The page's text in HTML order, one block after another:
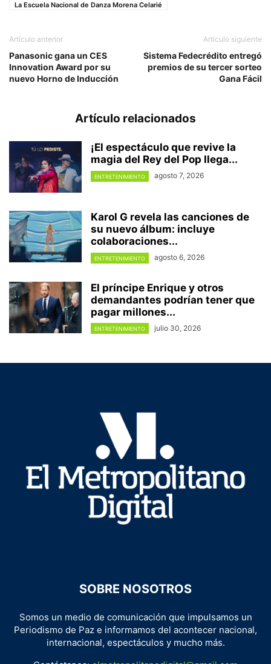
La Escuela Nacional de Danza Morena Celarié
Artículo anterior
Panasonic gana un CES
Innovation Award por su
nuevo Horno de Inducción
Artículo siguiente
Sistema Fedecrédito entregó
premios de su tercer sorteo
Gana Fácil
Artículo relacionados
¡El espectáculo que revive la
magia del Rey del Pop llega...
ENTRETENIMIENTO agosto 7, 2026
Karol G revela las canciones de
su nuevo álbum: incluye
colaboraciones...
ENTRETENIMIENTO agosto 6, 2026
El príncipe Enrique y otros
demandantes podrían tener que
pagar millones...
ENTRETENIMIENTO julio 30, 2026
SOBRE NOSOTROS
Somos un medio de comunicación que impulsamos un
Periodismo de Paz e informamos del acontecer nacional,
internacional, espectáculos y mucho más.